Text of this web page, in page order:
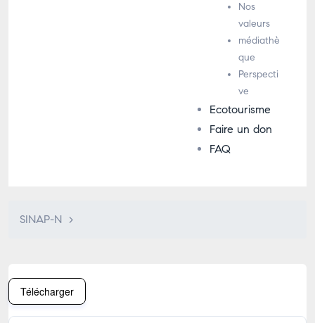
Nos
valeurs
médiathè
que
Perspecti
ve
Ecotourisme
Faire un don
FAQ
SINAP-N >
Télécharger